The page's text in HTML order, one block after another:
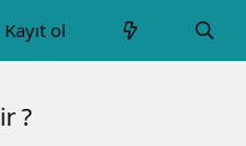
Kayıt ol
?